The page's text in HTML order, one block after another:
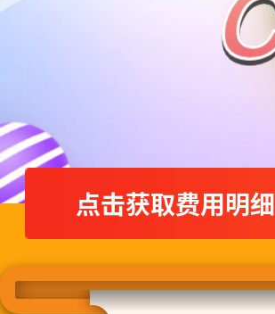
点击获取费用明细